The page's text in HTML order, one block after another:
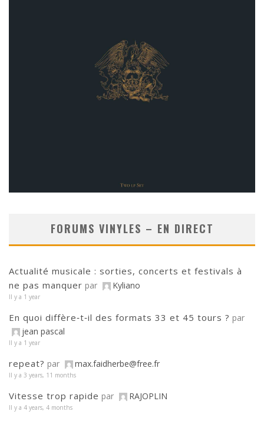
FORUMS VINYLES – EN DIRECT
Actualité musicale : sorties, concerts et festivals à
ne pas manquer par Kyliano
Il y a 1 year
En quoi diffère‑t‑il des formats 33 et 45 tours ? par
jean pascal
Il y a 1 year
repeat? par max.faidherbe@free.fr
Il y a 3 years, 11 months
Vitesse trop rapide par RAJOPLIN
Il y a 4 years, 4 months